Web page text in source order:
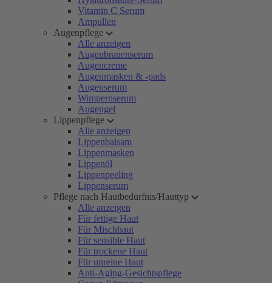
Vitamin C Serum
Ampullen
Augenpflege
Alle anzeigen
Augenbrauenserum
Augencreme
Augenmasken & -pads
Augenserum
Wimpernserum
Augengel
Lippenpflege
Alle anzeigen
Lippenbalsam
Lippenmasken
Lippenöl
Lippenpeeling
Lippenserum
Pflege nach Hautbedürfnis/Hauttyp
Alle anzeigen
Für fettige Haut
Für Mischhaut
Für sensible Haut
Für trockene Haut
Für unreine Haut
Anti-Aging-Gesichtspflege